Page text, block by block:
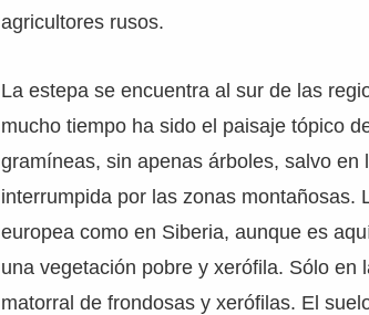
agricultores rusos.
La estepa se encuentra al sur de las
mucho tiempo ha sido el paisaje tópico
gramíneas, sin apenas árboles, salvo
interrumpida por las zonas montañosas.
europea como en Siberia, aunque es
una vegetación pobre y xerófila. Sólo
matorral de frondosas y xerófilas. El